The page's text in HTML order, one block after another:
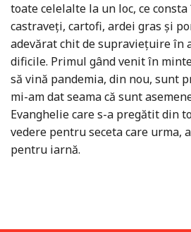
toate celelalte la un loc, ce
castraveți, cartofi, ardei gras și
adevărat chit de supraviețuire în
dificile. Primul gând venit în
să vină pandemia, din nou, sunt
mi-am dat seama că sunt
Evanghelie care s-a pregătit din
vedere pentru seceta care urma,
pentru iarnă.